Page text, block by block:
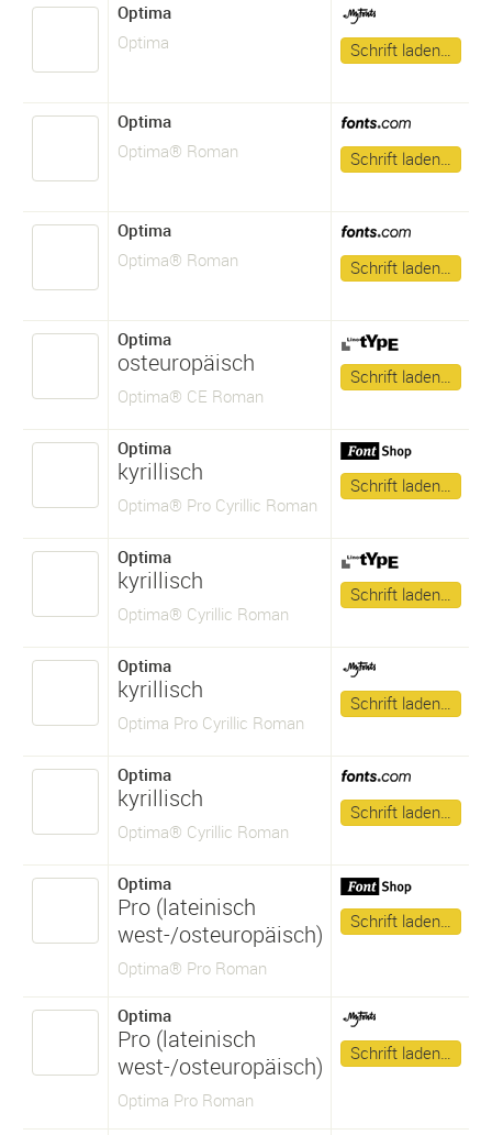
Optima
Optima
Schrift laden…
Optima
Optima® Roman
Schrift laden…
Optima
Optima® Roman
Schrift laden…
Optima
osteuropäisch
Optima® CE Roman
Schrift laden…
Optima
kyrillisch
Optima® Pro Cyrillic Roman
Schrift laden…
Optima
kyrillisch
Optima® Cyrillic Roman
Schrift laden…
Optima
kyrillisch
Optima Pro Cyrillic Roman
Schrift laden…
Optima
kyrillisch
Optima® Cyrillic Roman
Schrift laden…
Optima
Pro (lateinisch
west-/osteuropäisch)
Optima® Pro Roman
Schrift laden…
Optima
Pro (lateinisch
west-/osteuropäisch)
Optima Pro Roman
Schrift laden…